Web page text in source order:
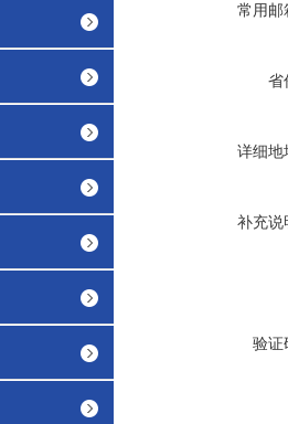
常用邮
省
详细地
补充说
验证